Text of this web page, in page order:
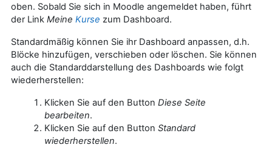
oben. Sobald Sie sich in Moodle angemeldet haben, führt
der Link Meine Kurse zum Dashboard.
Standardmäßig können Sie ihr Dashboard anpassen, d.h.
Blöcke hinzufügen, verschieben oder löschen. Sie können
auch die Standarddarstellung des Dashboards wie folgt
wiederherstellen:
Klicken Sie auf den Button Diese Seite
bearbeiten.
Klicken Sie auf den Button Standard
wiederherstellen.